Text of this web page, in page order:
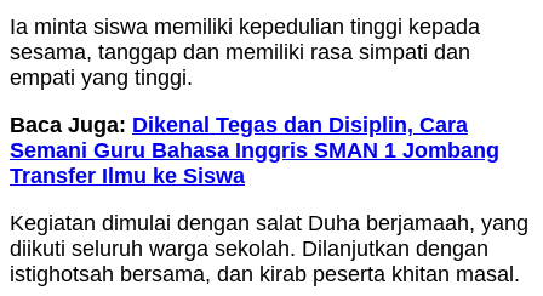
Ia minta siswa memiliki kepedulian tinggi kepada
sesama, tanggap dan memiliki rasa simpati dan
empati yang tinggi.
Baca Juga: Dikenal Tegas dan Disiplin, Cara
Semani Guru Bahasa Inggris SMAN 1 Jombang
Transfer Ilmu ke Siswa
Kegiatan dimulai dengan salat Duha berjamaah, yang
diikuti seluruh warga sekolah. Dilanjutkan dengan
istighotsah bersama, dan kirab peserta khitan masal.